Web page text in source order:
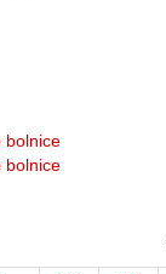
bolnice
bolnice